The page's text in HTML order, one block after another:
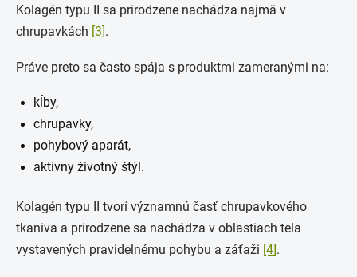
Kolagén typu II sa prirodzene nachádza najmä v
chrupavkách [3].
Práve preto sa často spája s produktmi zameranými na:
kĺby,
chrupavky,
pohybový aparát,
aktívny životný štýl.
Kolagén typu II tvorí významnú časť chrupavkového
tkaniva a prirodzene sa nachádza v oblastiach tela
vystavených pravidelnému pohybu a záťaži [4].